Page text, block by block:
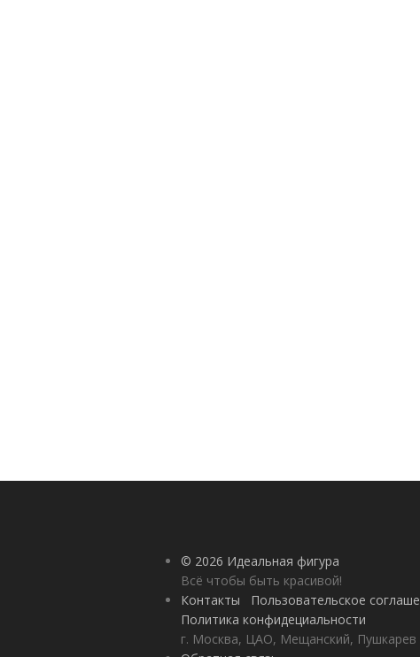
© 2026 Идеальная фигура
Всё чтобы быть красивой!
Контакты
Пользовательское
Политика конфидециальности
г. Москва, ЦАО, Мещанский, Пушкарев